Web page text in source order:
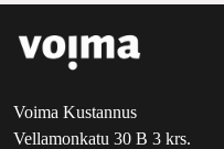
Voima Kustannus
Vellamonkatu 30 B 3 krs.